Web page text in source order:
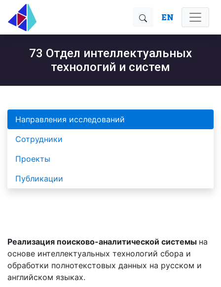
EN
73 Отдел интеллектуальных
технологий и систем
Направления исследований
Сотрудники
Проекты
Публикации
Реализация поисково-аналитической системы на
основе интеллектуальных технологий сбора и
обработки полнотекстовых данных на русском и
английском языках.